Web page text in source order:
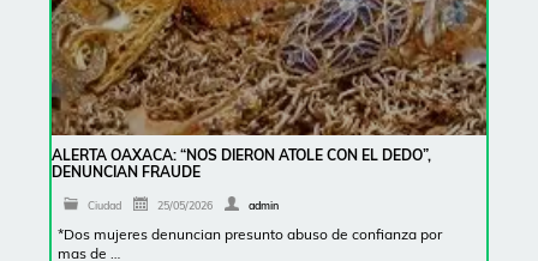
ALERTA OAXACA: “NOS DIERON ATOLE CON EL DEDO”,
DENUNCIAN FRAUDE
Ciudad 25/05/2026 admin
*Dos mujeres denuncian presunto abuso de confianza por
mas de …